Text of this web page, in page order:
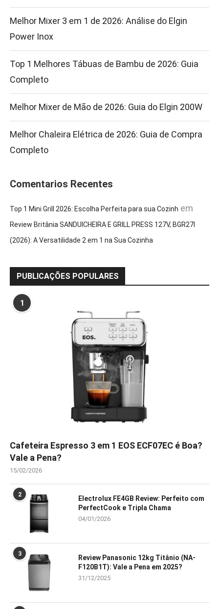
Melhor Mixer 3 em 1 de 2026: Análise do Elgin
Power Inox
Top 1 Melhores Tábuas de Bambu de 2026: Guia
Completo
Melhor Mixer de Mão de 2026: Guia do Elgin 200W
Melhor Chaleira Elétrica de 2026: Guia de Compra
Completo
Comentarios Recentes
Top 1 Mini Grill 2026: Escolha Perfeita para sua Cozinh em
Review Britânia SANDUICHEIRA E GRILL PRESS 127V, BGR27I
(2026): A Versatilidade 2 em 1 na Sua Cozinha
PUBLICAÇÕES POPULARES
1
Cafeteira Espresso 3 em 1 EOS ECF07EC é Boa?
Vale a Pena?
15/02/2026
2
Electrolux FE4GB Review: Perfeito com
PerfectCook e Tripla Chama
04/01/2026
3
Review Panasonic 12kg Titânio (NA-
F120B1T): Vale a Pena em 2025?
31/12/2025